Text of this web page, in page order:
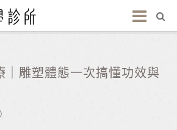
｜雕塑體態一次搞懂功效與